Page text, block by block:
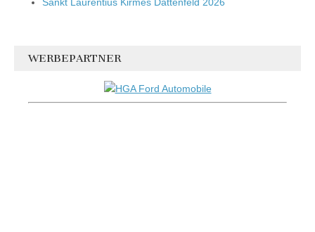
WERBEPARTNER